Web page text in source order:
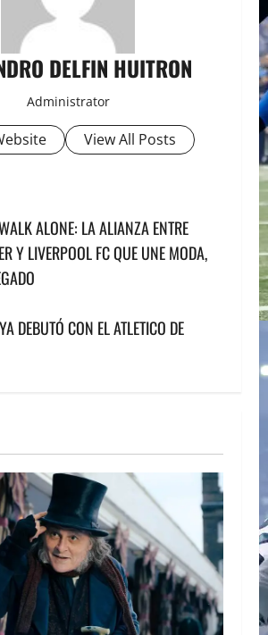
DELFIN HUITRON
Administrator
View All Posts
ALONE: LA ALIANZA ENTRE
Y LIVERPOOL FC QUE UNE MODA,
DEBUTÓ CON EL ATLETICO DE